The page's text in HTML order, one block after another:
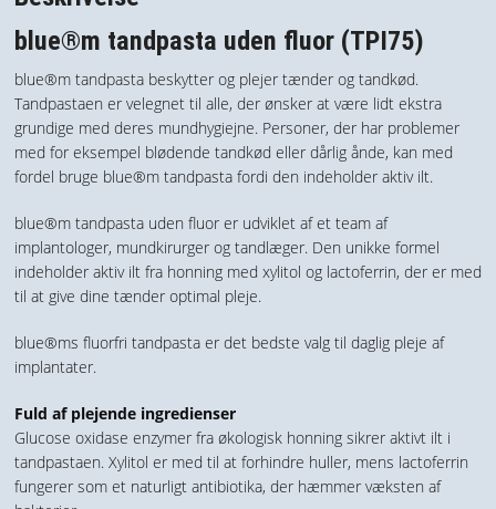
blue®m tandpasta uden fluor (TPI75)
blue®m tandpasta beskytter og plejer tænder og tandkød.
Tandpastaen er velegnet til alle, der ønsker at være lidt ekstra
grundige med deres mundhygiejne. Personer, der har problemer
med for eksempel blødende tandkød eller dårlig ånde, kan med
fordel bruge blue®m tandpasta fordi den indeholder aktiv ilt.
blue®m tandpasta uden fluor er udviklet af et team af
implantologer, mundkirurger og tandlæger. Den unikke formel
indeholder aktiv ilt fra honning med xylitol og lactoferrin, der er med
til at give dine tænder optimal pleje.
blue®ms fluorfri tandpasta er det bedste valg til daglig pleje af
implantater.
Fuld af plejende ingredienser
Glucose oxidase enzymer fra økologisk honning sikrer aktivt ilt i
tandpastaen. Xylitol er med til at forhindre huller, mens lactoferrin
fungerer som et naturligt antibiotika, der hæmmer væksten af